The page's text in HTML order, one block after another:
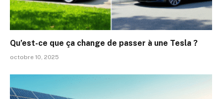
Qu’est-ce que ça change de passer à une Tesla ?
octobre 10, 2025